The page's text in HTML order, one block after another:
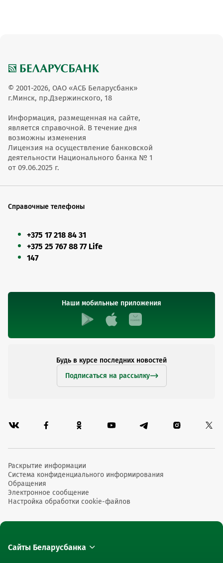
© 2001-2026, ОАО «АСБ Беларусбанк»
г.Минск, пр.Дзержинского, 18
Информация, размещенная на сайте,
является справочной. В течение дня
возможны изменения
Лицензия на осуществление банковской
деятельности Национального банка № 1
от 09.06.2025 г.
Справочные телефоны
+375 17 218 84 31
+375 25 767 88 77 Life
147
Наши мобильные приложения
Будь в курсе последних новостей
Подписаться на рассылку
Раскрытие информации
Система конфиденциального информирования
Обращения
Электронное сообщение
Настройка обработки cookie-файлов
Сайты Беларусбанка